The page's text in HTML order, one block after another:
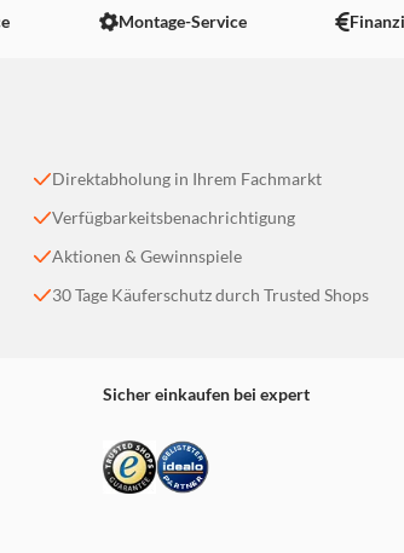
Montage-Service
Direktabholung in Ihrem Fachmarkt
Verfügbarkeitsbenachrichtigung
Aktionen & Gewinnspiele
30 Tage Käuferschutz durch Trusted Shops
Sicher einkaufen bei expert